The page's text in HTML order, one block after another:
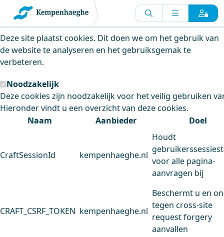
Kempenhaeghe maakt gebruik van
cookies
Deze site plaatst cookies. Dit doen we om het gebruik van
de website te analyseren en het gebruiksgemak te
verbeteren.
Noodzakelijk
Deze cookies zijn noodzakelijk voor het veilig gebruiken
Hieronder vindt u een overzicht van deze cookies.
Naam
Aanbieder Doel
CraftSessionId kempenhaeghe.nl
Houdt
voor alle pagina-
aanvragen bij
CRAFT_CSRF_TOKEN kempenhaeghe.nl
Beschermt u en
tegen cross-site
request forgery
aanvallen